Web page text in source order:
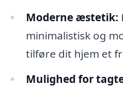
Moderne æstetik:
minimalistisk og
tilføre dit hjem et
Mulighed for